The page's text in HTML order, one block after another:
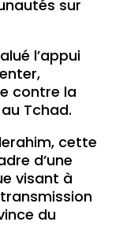
sur
l’appui
contre la
Tchad.
cette
d’une
visant à
du